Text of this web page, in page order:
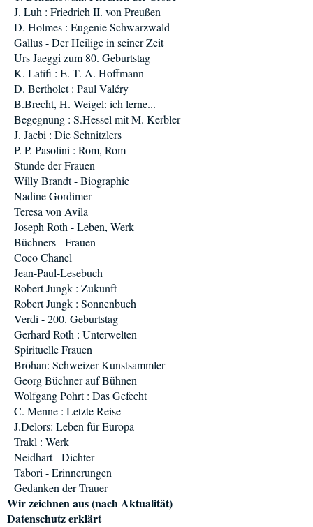
J. Luh : Friedrich II. von Preußen
D. Holmes : Eugenie Schwarzwald
Gallus - Der Heilige in seiner Zeit
Urs Jaeggi zum 80. Geburtstag
K. Latifi : E. T. A. Hoffmann
D. Bertholet : Paul Valéry
B.Brecht, H. Weigel: ich lerne...
Begegnung : S.Hessel mit M. Kerbler
J. Jacbi : Die Schnitzlers
P. P. Pasolini : Rom, Rom
Stunde der Frauen
Willy Brandt - Biographie
Nadine Gordimer
Teresa von Avila
Joseph Roth - Leben, Werk
Büchners - Frauen
Coco Chanel
Jean-Paul-Lesebuch
Robert Jungk : Zukunft
Robert Jungk : Sonnenbuch
Verdi - 200. Geburtstag
Gerhard Roth : Unterwelten
Spirituelle Frauen
Bröhan: Schweizer Kunstsammler
Georg Büchner auf Bühnen
Wolfgang Pohrt : Das Gefecht
C. Menne : Letzte Reise
J.Delors: Leben für Europa
Trakl : Werk
Neidhart - Dichter
Tabori - Erinnerungen
Gedanken der Trauer
Wir zeichnen aus (nach Aktualität)
Datenschutz erklärt